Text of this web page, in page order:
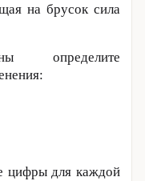
на брусок сила
определите
цифры для каждой